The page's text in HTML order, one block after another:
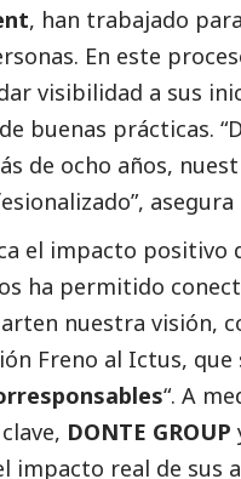
, han trabajado
En este
visibilidad a sus
buenas prácticas.
de ocho años,
asegura
el impacto positivo
ha permitido
nuestra visión,
Freno al Ictus,
“. A
DONTE GROUP
real de sus